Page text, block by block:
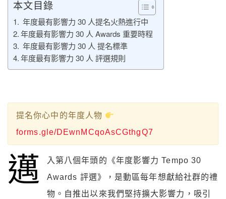
本文目錄
年度最有影響力 30 人提名火熱進行中
年度最有影響力 30 人 Awards 重要時程
年度最有影響力 30 人 提名標準
年度最有影響力 30 人 評選規則
提名你心中的年度人物
forms.gle/DEwnMCqoAsCGthgQ7
邁
入第八個年頭的《年度影響力 Tempo 30
Awards 評選》，是動區每年想獻給社群的禮
物。自推出以來我們堅持擴大影響力，吸引